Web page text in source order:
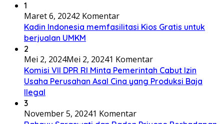
1
Maret 6, 20242 Komentar
Kadin Indonesia memfasilitasi Kios Gratis untuk
berjualan UMKM
2
Mei 2, 2024Mei 2, 20241 Komentar
Komisi VII DPR RI Minta Pemerintah Cabut Izin
Usaha Perusahan Asal Cina yang Produksi Baja
Ilegal
3
November 5, 20241 Komentar